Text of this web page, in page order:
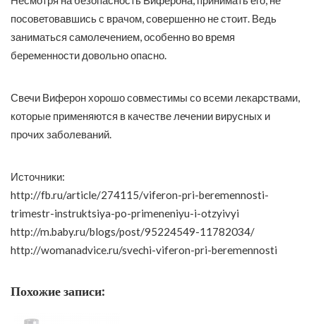
посоветовавшись с врачом, совершенно не стоит. Ведь
заниматься самолечением, особенно во время
беременности довольно опасно.
Свечи Виферон хорошо совместимы со всеми лекарствами,
которые применяются в качестве лечении вирусных и
прочих заболеваний.
Источники:
http://fb.ru/article/274115/viferon-pri-beremennosti-
trimestr-instruktsiya-po-primeneniyu-i-otzyivyi
http://m.baby.ru/blogs/post/95224549-11782034/
http://womanadvice.ru/svechi-viferon-pri-beremennosti
Похожие записи: